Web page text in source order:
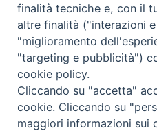
Copyright © 2019 -
Trentina Editrice
Privacy Policy
finalità tecniche e, con il
altre finalità ("interazioni
"miglioramento
"targeting e pubblicità")
cookie policy.
Cliccando su "accetta"
cookie. Cliccando su
maggiori informazioni sui